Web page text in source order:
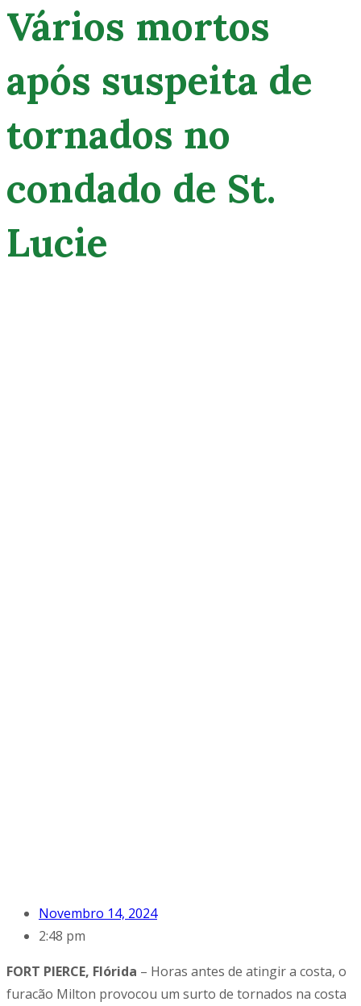
Vários mortos
após suspeita de
tornados no
condado de St.
Lucie
Novembro 14, 2024
2:48 pm
FORT PIERCE, Flórida – Horas antes de atingir a costa, o
furacão Milton provocou um surto de tornados na costa